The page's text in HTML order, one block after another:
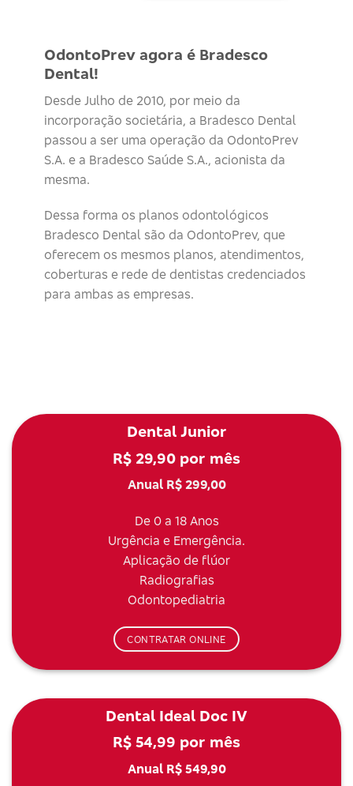
OdontoPrev agora é Bradesco
Dental!
Desde Julho de 2010, por meio da
incorporação societária, a Bradesco Dental
passou a ser uma operação da OdontoPrev
S.A. e a Bradesco Saúde S.A., acionista da
mesma.
Dessa forma os planos odontológicos
Bradesco Dental são da OdontoPrev, que
oferecem os mesmos planos, atendimentos,
coberturas e rede de dentistas credenciados
para ambas as empresas.
Dental Junior
R$ 29,90 por mês
Anual R$ 299,00
De 0 a 18 Anos
Urgência e Emergência.
Aplicação de flúor
Radiografias
Odontopediatria
CONTRATAR ONLINE
Dental Ideal Doc IV
R$ 54,99 por mês
Anual R$ 549,90